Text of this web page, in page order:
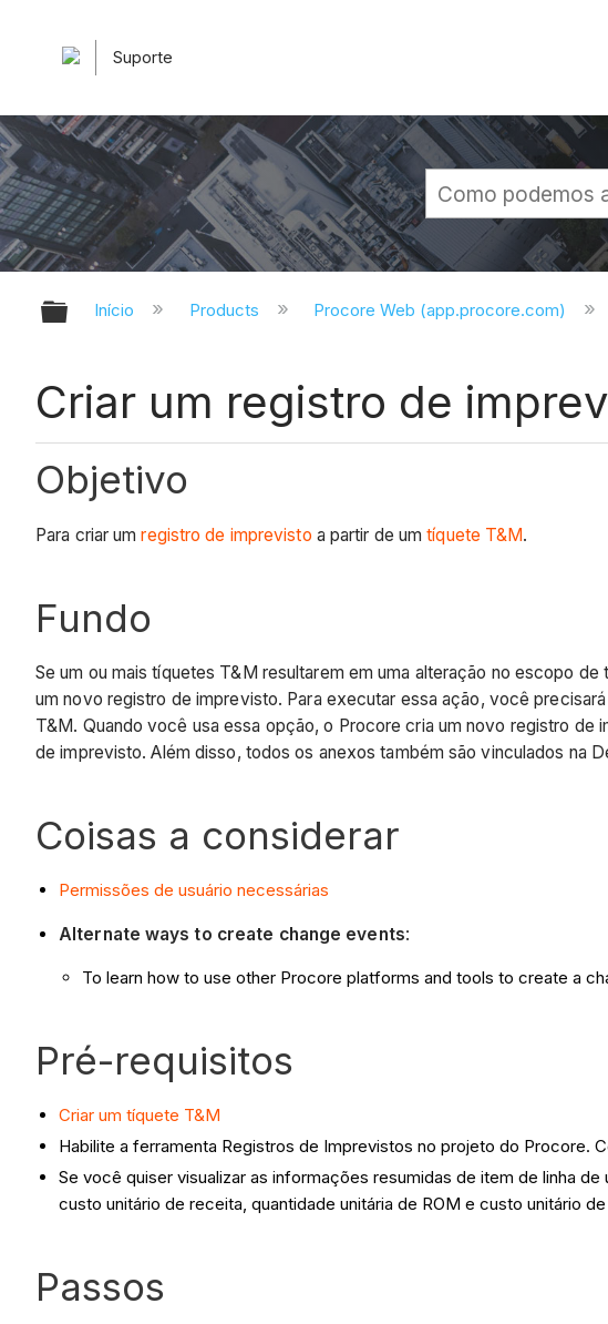
Suporte
Expandir/recolher hierarquia global
Início Products Procore Web (app.procore.com)
Criar um registro de
Objetivo
Para criar umregistro de imprevisto a partir de umtíquete T&M.
Fundo
Se um ou mais tíquetes T&M resultarem em uma alteração no escopo
um novo registro de imprevisto. Para executar essa ação, você
T&M. Quando você usa essa opção, o Procore cria um novo registro
de imprevisto. Além disso, todos os anexos também são vinculados na
Coisas a considerar
Permissões de usuário necessárias
Alternate ways to create change events:
To learn how to use other Procore platforms and tools to create a
Pré-requisitos
Criar um tíquete T&M
Habilite a ferramenta Registros de Imprevistos no projeto do Procore.
Se você quiser visualizar as informações resumidas de item de linha
custo unitário de receita, quantidade unitária de ROM e custo unitário
Passos